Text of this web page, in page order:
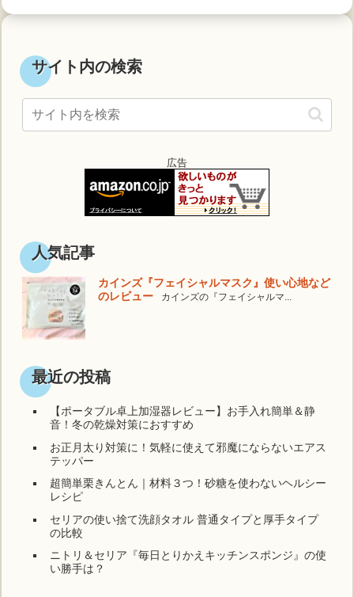
サイト内の検索
広告
人気記事
カインズ『フェイシャルマスク』使い心地など
のレビュー
カインズの『フェイシャルマ...
最近の投稿
【ポータブル卓上加湿器レビュー】お手入れ簡単＆静
音！冬の乾燥対策におすすめ
お正月太り対策に！気軽に使えて邪魔にならないエアス
テッパー
超簡単栗きんとん｜材料３つ！砂糖を使わないヘルシー
レシピ
セリアの使い捨て洗顔タオル 普通タイプと厚手タイプ
の比較
ニトリ＆セリア『毎日とりかえキッチンスポンジ』の使
い勝手は？